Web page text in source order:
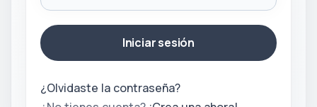
Iniciar sesión
¿Olvidaste la contraseña?